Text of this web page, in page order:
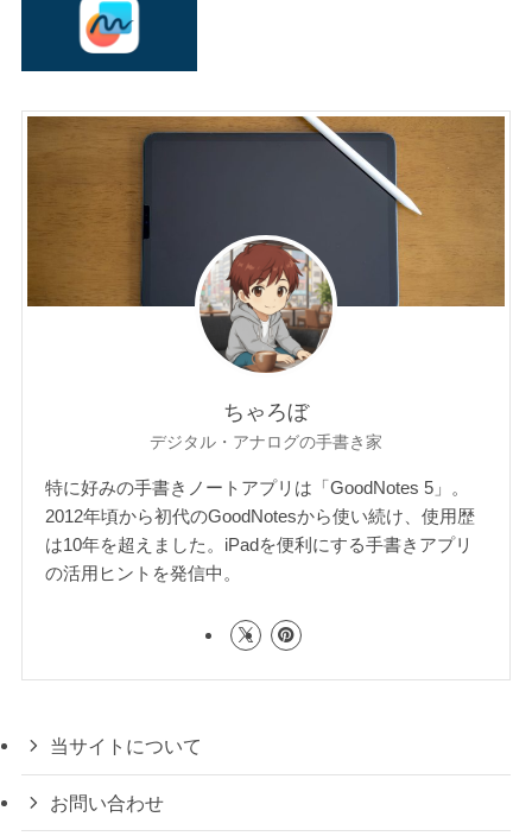
ちゃろぼ
デジタル・アナログの手書き家
特に好みの手書きノートアプリは「GoodNotes 5」。
2012年頃から初代のGoodNotesから使い続け、使用歴
は10年を超えました。iPadを便利にする手書きアプリ
の活用ヒントを発信中。
当サイトについて
お問い合わせ